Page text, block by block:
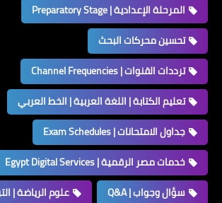
المرحلة الإعدادية | Preparatory Stage
تحسين محركات البحث
ترددات القنوات | Channel Frequencies
تعليم الكتابة | اللغة العربية | الخط العربي
جداول الامتحانات | Exam Schedules
خدمات مصر الرقمية | Egypt Digital Services
سؤال وجواب | Q&A
علوم الرياضة |